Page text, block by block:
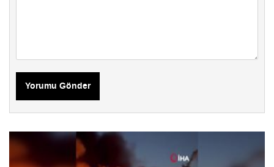
Yorumu Gönder